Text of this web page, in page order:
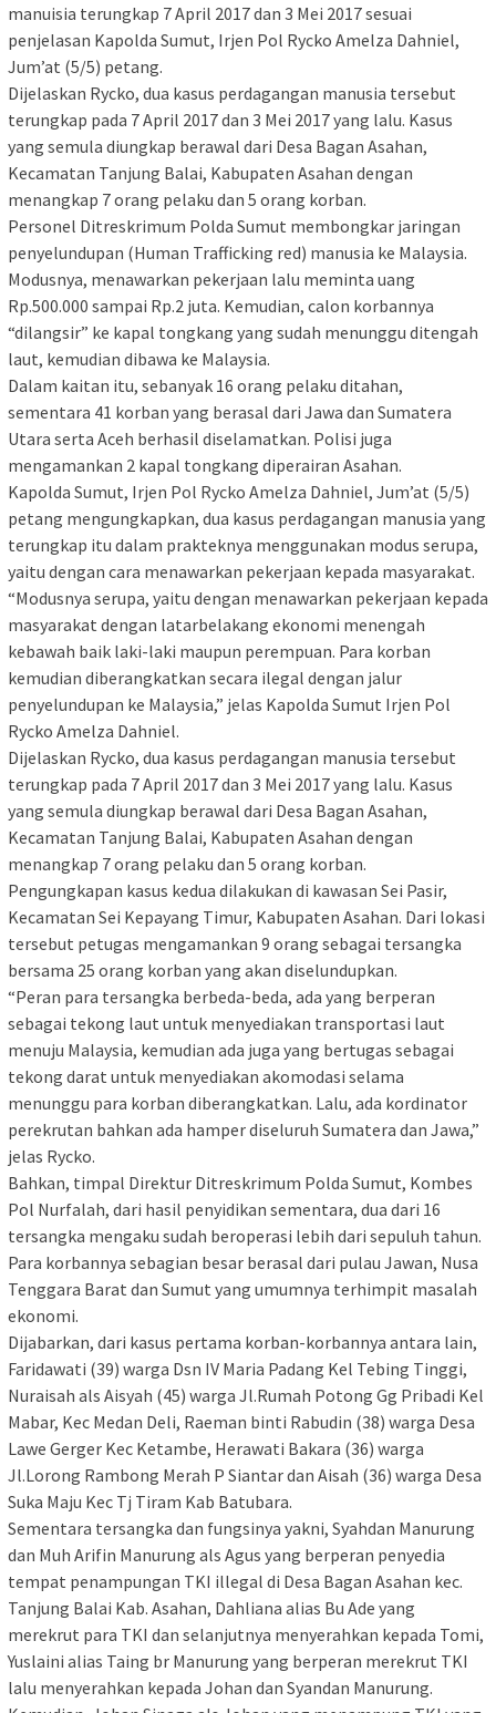
manuisia terungkap 7 April 2017 dan 3 Mei 2017 sesuai
penjelasan Kapolda Sumut, Irjen Pol Rycko Amelza Dahniel,
Jum’at (5/5) petang.
Dijelaskan Rycko, dua kasus perdagangan manusia tersebut
terungkap pada 7 April 2017 dan 3 Mei 2017 yang lalu. Kasus
yang semula diungkap berawal dari Desa Bagan Asahan,
Kecamatan Tanjung Balai, Kabupaten Asahan dengan
menangkap 7 orang pelaku dan 5 orang korban.
Personel Ditreskrimum Polda Sumut membongkar jaringan
penyelundupan (Human Trafficking red) manusia ke Malaysia.
Modusnya, menawarkan pekerjaan lalu meminta uang
Rp.500.000 sampai Rp.2 juta. Kemudian, calon korbannya
“dilangsir” ke kapal tongkang yang sudah menunggu ditengah
laut, kemudian dibawa ke Malaysia.
Dalam kaitan itu, sebanyak 16 orang pelaku ditahan,
sementara 41 korban yang berasal dari Jawa dan Sumatera
Utara serta Aceh berhasil diselamatkan. Polisi juga
mengamankan 2 kapal tongkang diperairan Asahan.
Kapolda Sumut, Irjen Pol Rycko Amelza Dahniel, Jum’at (5/5)
petang mengungkapkan, dua kasus perdagangan manusia yang
terungkap itu dalam prakteknya menggunakan modus serupa,
yaitu dengan cara menawarkan pekerjaan kepada masyarakat.
“Modusnya serupa, yaitu dengan menawarkan pekerjaan kepada
masyarakat dengan latarbelakang ekonomi menengah
kebawah baik laki-laki maupun perempuan. Para korban
kemudian diberangkatkan secara ilegal dengan jalur
penyelundupan ke Malaysia,” jelas Kapolda Sumut Irjen Pol
Rycko Amelza Dahniel.
Dijelaskan Rycko, dua kasus perdagangan manusia tersebut
terungkap pada 7 April 2017 dan 3 Mei 2017 yang lalu. Kasus
yang semula diungkap berawal dari Desa Bagan Asahan,
Kecamatan Tanjung Balai, Kabupaten Asahan dengan
menangkap 7 orang pelaku dan 5 orang korban.
Pengungkapan kasus kedua dilakukan di kawasan Sei Pasir,
Kecamatan Sei Kepayang Timur, Kabupaten Asahan. Dari lokasi
tersebut petugas mengamankan 9 orang sebagai tersangka
bersama 25 orang korban yang akan diselundupkan.
“Peran para tersangka berbeda-beda, ada yang berperan
sebagai tekong laut untuk menyediakan transportasi laut
menuju Malaysia, kemudian ada juga yang bertugas sebagai
tekong darat untuk menyediakan akomodasi selama
menunggu para korban diberangkatkan. Lalu, ada kordinator
perekrutan bahkan ada hamper diseluruh Sumatera dan Jawa,”
jelas Rycko.
Bahkan, timpal Direktur Ditreskrimum Polda Sumut, Kombes
Pol Nurfalah, dari hasil penyidikan sementara, dua dari 16
tersangka mengaku sudah beroperasi lebih dari sepuluh tahun.
Para korbannya sebagian besar berasal dari pulau Jawan, Nusa
Tenggara Barat dan Sumut yang umumnya terhimpit masalah
ekonomi.
Dijabarkan, dari kasus pertama korban-korbannya antara lain,
Faridawati (39) warga Dsn IV Maria Padang Kel Tebing Tinggi,
Nuraisah als Aisyah (45) warga Jl.Rumah Potong Gg Pribadi Kel
Mabar, Kec Medan Deli, Raeman binti Rabudin (38) warga Desa
Lawe Gerger Kec Ketambe, Herawati Bakara (36) warga
Jl.Lorong Rambong Merah P Siantar dan Aisah (36) warga Desa
Suka Maju Kec Tj Tiram Kab Batubara.
Sementara tersangka dan fungsinya yakni, Syahdan Manurung
dan Muh Arifin Manurung als Agus yang berperan penyedia
tempat penampungan TKI illegal di Desa Bagan Asahan kec.
Tanjung Balai Kab. Asahan, Dahliana alias Bu Ade yang
merekrut para TKI dan selanjutnya menyerahkan kepada Tomi,
Yuslaini alias Taing br Manurung yang berperan merekrut TKI
lalu menyerahkan kepada Johan dan Syandan Manurung.